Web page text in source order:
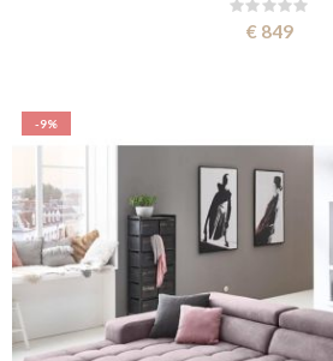
Rating:
€ 849
-9%